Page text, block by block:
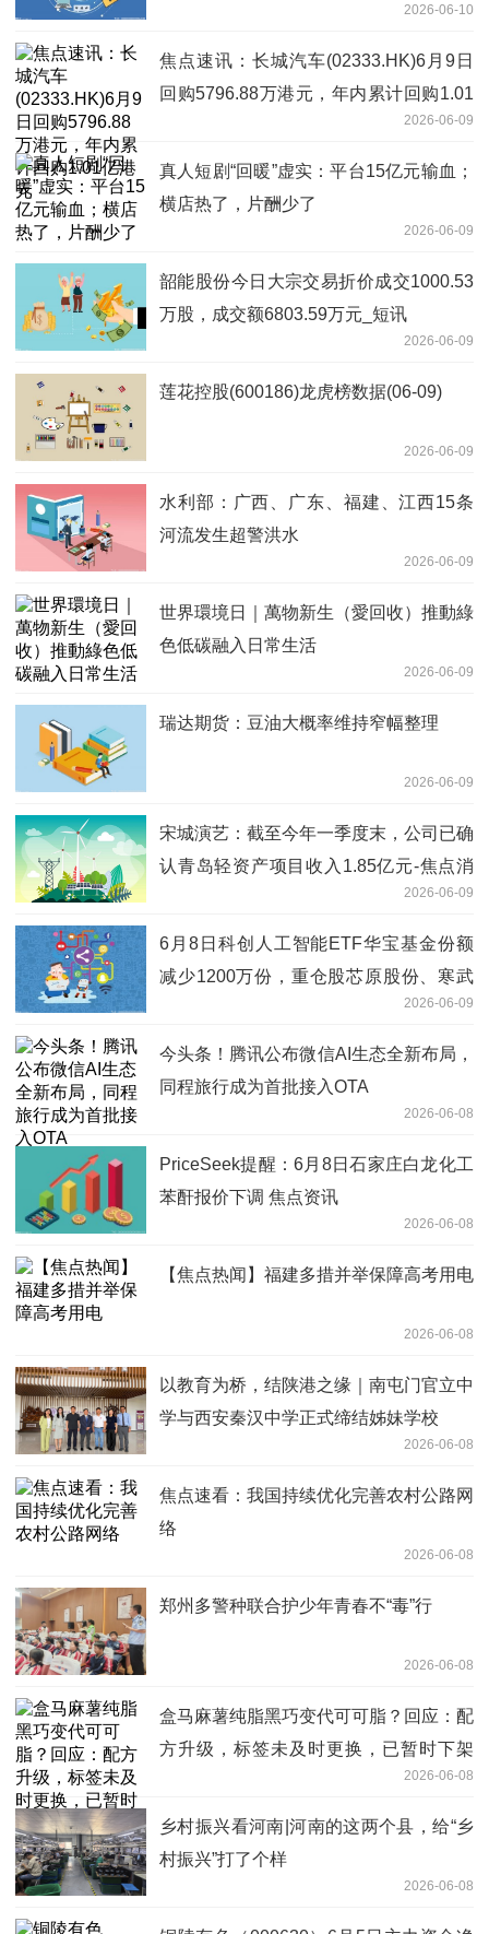
2026-06-10
焦点速讯：长城汽车(02333.HK)6月9日
回购5796.88万港元，年内累计回购1.01
2026-06-09
真人短剧“回暖”虚实：平台15亿元输血；
横店热了，片酬少了
2026-06-09
韶能股份今日大宗交易折价成交1000.53
万股，成交额6803.59万元_短讯
2026-06-09
莲花控股(600186)龙虎榜数据(06-09)
2026-06-09
水利部：广西、广东、福建、江西15条
河流发生超警洪水
2026-06-09
世界環境日｜萬物新生（愛回收）推動綠
色低碳融入日常生活
2026-06-09
瑞达期货：豆油大概率维持窄幅整理
2026-06-09
宋城演艺：截至今年一季度末，公司已确
认青岛轻资产项目收入1.85亿元-焦点消
2026-06-09
6月8日科创人工智能ETF华宝基金份额
减少1200万份，重仓股芯原股份、寒武
2026-06-09
今头条！腾讯公布微信AI生态全新布局，
同程旅行成为首批接入OTA
2026-06-08
PriceSeek提醒：6月8日石家庄白龙化工
苯酐报价下调 焦点资讯
2026-06-08
【焦点热闻】福建多措并举保障高考用电
2026-06-08
以教育为桥，结陕港之缘｜南屯门官立中
学与西安秦汉中学正式缔结姊妹学校
2026-06-08
焦点速看：我国持续优化完善农村公路网
络
2026-06-08
郑州多警种联合护少年青春不“毒”行
2026-06-08
盒马麻薯纯脂黑巧变代可可脂？回应：配
方升级，标签未及时更换，已暂时下架
2026-06-08
乡村振兴看河南|河南的这两个县，给“乡
村振兴”打了个样
2026-06-08